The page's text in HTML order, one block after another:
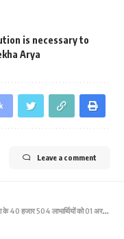
is necessary to
Arya
Leave a comment
को 01 अरब 72 करोड़ 44 लाख 04 हजार रुपए की धनराशि का मुख्यमंत्री ने डीबीटी के माध्यम से किया वितरण ।